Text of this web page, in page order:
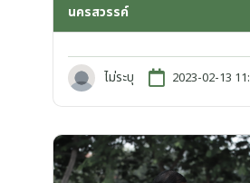
นครสวรรค์
ไม่ระบุ 2023-02-13